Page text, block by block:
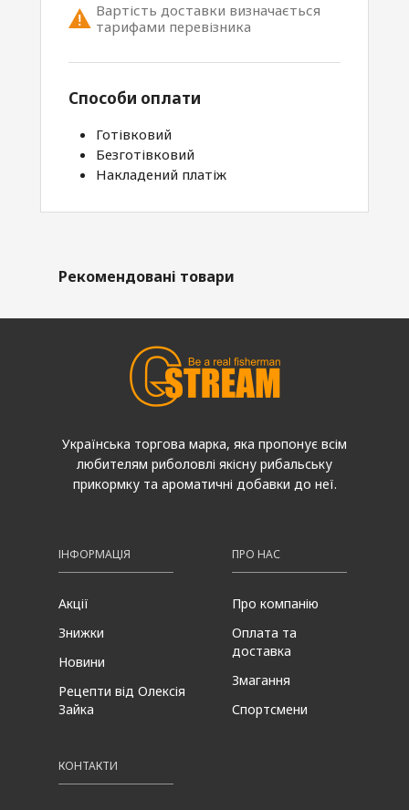
Вартість доставки визначається
тарифами перевізника
Способи оплати
Готівковий
Безготівковий
Накладений платіж
Рекомендовані товари
Українська торгова марка, яка пропонує всім
любителям риболовлі якісну рибальську
прикормку та ароматичні добавки до неї.
ІНФОРМАЦІЯ
Акції
Знижки
Новини
Рецепти від Олексія
Зайка
ПРО НАС
Про компанію
Оплата та
доставка
Змагання
Спортсмени
КОНТАКТИ